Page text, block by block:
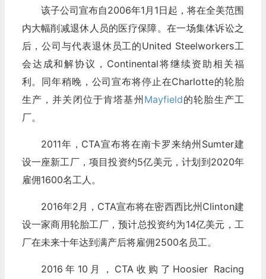
该子公司宣布自2006年1月1日起，将在全美范围
内大幅削减退休人员的医疗保障。在一场集体诉讼之
后，公司与代表退休员工的United Steelworkers工
会达成和解协议，Continental将继续资助相关福
利。同年稍晚，公司宣布将停止在Charlotte的轮胎
生产，并关闭位于肯塔基州 Mayfield的轮胎生产工
厂。
2011年，CTA宣布将在南卡罗来纳州Sumter建
设一座新工厂，项目投资约5亿美元，计划到2020年
雇佣1600名工人。
2016年2月，CTA宣布将在密西西比州Clinton建
设一家商用轮胎工厂，预计总投资约为14亿美元，工
厂在未来十年达到满产后将雇佣2500名员工。
2016年10月，CTA收购了Hoosier Racing